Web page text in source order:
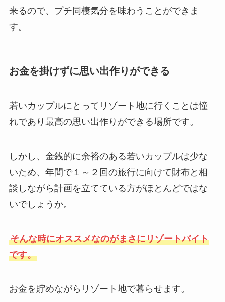
来るので、プチ同棲気分を味わうことができま
す。
お金を掛けずに思い出作りができる
若いカップルにとってリゾート地に行くことは憧
れであり最高の思い出作りができる場所です。
しかし、金銭的に余裕のある若いカップルは少な
いため、年間で１～２回の旅行に向けて財布と相
談しながら計画を立てている方がほとんどではな
いでしょうか。
そんな時にオススメなのがまさにリゾートバイト
です。
お金を貯めながらリゾート地で暮らせます。